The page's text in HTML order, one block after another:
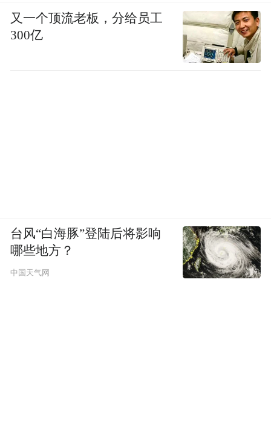
又一个顶流老板，分给员工
300亿
台风“白海豚”登陆后将影响
哪些地方？
中国天气网